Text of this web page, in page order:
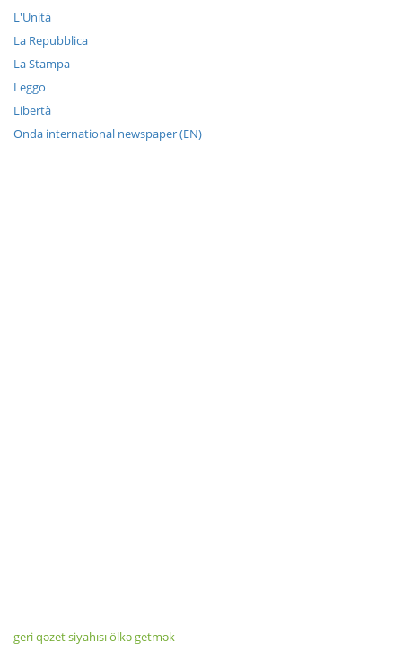
L'Unità
La Repubblica
La Stampa
Leggo
Libertà
Onda international newspaper (EN)
geri qəzet siyahısı ölkə getmək